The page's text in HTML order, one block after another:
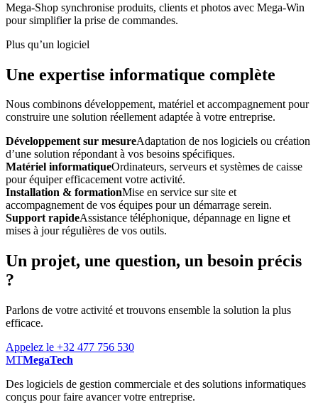
Mega-Shop synchronise produits, clients et photos avec Mega-Win
pour simplifier la prise de commandes.
Plus qu’un logiciel
Une expertise informatique complète
Nous combinons développement, matériel et accompagnement pour
construire une solution réellement adaptée à votre entreprise.
Développement sur mesureAdaptation de nos logiciels ou création
d’une solution répondant à vos besoins spécifiques.
Matériel informatiqueOrdinateurs, serveurs et systèmes de caisse
pour équiper efficacement votre activité.
Installation & formationMise en service sur site et
accompagnement de vos équipes pour un démarrage serein.
Support rapideAssistance téléphonique, dépannage en ligne et
mises à jour régulières de vos outils.
Un projet, une question, un besoin précis
?
Parlons de votre activité et trouvons ensemble la solution la plus
efficace.
Appelez le +32 477 756 530
MTMegaTech
Des logiciels de gestion commerciale et des solutions informatiques
conçus pour faire avancer votre entreprise.